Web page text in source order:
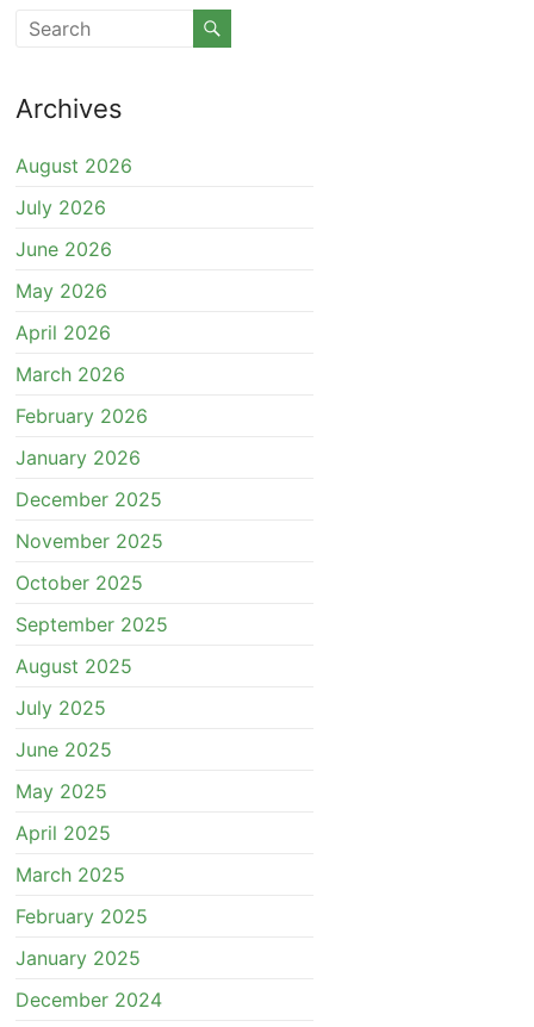
Archives
August 2026
July 2026
June 2026
May 2026
April 2026
March 2026
February 2026
January 2026
December 2025
November 2025
October 2025
September 2025
August 2025
July 2025
June 2025
May 2025
April 2025
March 2025
February 2025
January 2025
December 2024